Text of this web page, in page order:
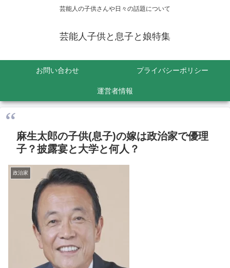
芸能人の子供さんや日々の話題について
芸能人子供と息子と娘特集
お問い合わせ プライバシーポリシー
運営者情報
麻生太郎の子供(息子)の嫁は政治家で優理
子？披露宴と大学と何人？
政治家